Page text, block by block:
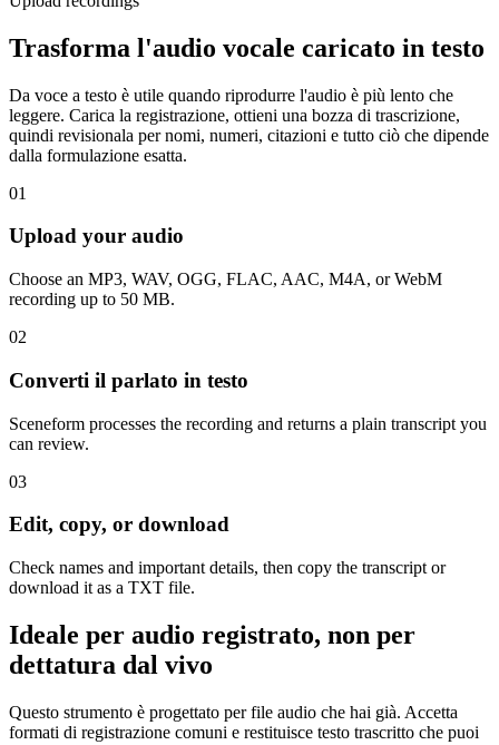
Trasforma l'audio vocale caricato in testo
Da voce a testo è utile quando riprodurre l'audio è più lento che
leggere. Carica la registrazione, ottieni una bozza di trascrizione,
quindi revisionala per nomi, numeri, citazioni e tutto ciò che dipende
dalla formulazione esatta.
01
Upload your audio
Choose an MP3, WAV, OGG, FLAC, AAC, M4A, or WebM
recording up to 50 MB.
02
Converti il parlato in testo
Sceneform processes the recording and returns a plain transcript you
can review.
03
Edit, copy, or download
Check names and important details, then copy the transcript or
download it as a TXT file.
Ideale per audio registrato, non per
dettatura dal vivo
Questo strumento è progettato per file audio che hai già. Accetta
formati di registrazione comuni e restituisce testo trascritto che puoi